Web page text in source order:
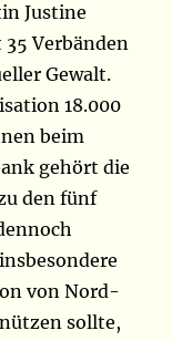
Justine
Verbänden
Gewalt.
18.000
beim
gehört die
den fünf
von Nord-
sollte,